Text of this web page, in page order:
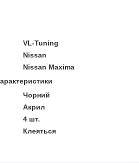
VL-Tuning
Nissan
Nissan Maxima
Чорний
Акрил
4 шт.
Клеяться